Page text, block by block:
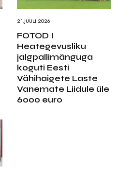
21.JUULI 2026
FOTOD I
Heategevusliku
jalgpallimänguga
koguti Eesti
Vähihaigete Laste
Vanemate Liidule üle
6000 euro